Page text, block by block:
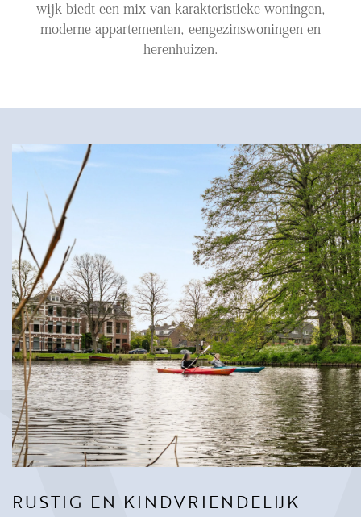
wijk biedt een mix van karakteristieke woningen,
moderne appartementen, eengezinswoningen en
herenhuizen.
RUSTIG EN KINDVRIENDELIJK
Nieuwbouw
NIEUWS
LOCAL LIFE
OVER ONS
FAQ
Reviews
Werken bij
CONTACT
Den Haag
Hillegersberg
Rotterdam